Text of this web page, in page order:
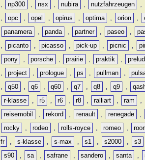
,
np300 , nsx , nubira , nutzfahrzeugen ,
,
opc , opel , opirus , optima , orion ,
panamera
, panda , partner , paseo ,
,
picanto , picasso , pick-up , picnic ,
pony
, porsche , prairie , praktik ,
,
project , prologue , ps , pullman ,
,
q50 , q6 , q60 , q7 , q8 , q9 ,
r-klasse
, r5 , r6 , r8 , ralliart , ram ,
reisemobil
, rekord , renault , renegade ,
rocky
, rodeo , rolls-royce , romeo ,
fr
, s-klasse , s-max , s1 , s2000 , s3
s90
, sa , safrane , sandero , santa ,